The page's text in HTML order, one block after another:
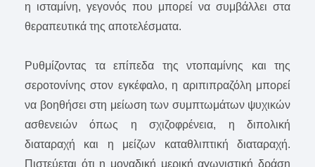
η ισταμίνη, γεγονός που μπορεί να συμβάλλει στα
θεραπευτικά της αποτελέσματα.
Ρυθμίζοντας τα επίπεδα της ντοπαμίνης και της
σεροτονίνης στον εγκέφαλο, η αριπιπραζόλη μπορεί
να βοηθήσει στη μείωση των συμπτωμάτων ψυχικών
ασθενειών όπως η σχιζοφρένεια, η διπολική
διαταραχή και η μείζων καταθλιπτική διαταραχή.
Πιστεύεται ότι η μοναδική μερική αγωνιστική δράση